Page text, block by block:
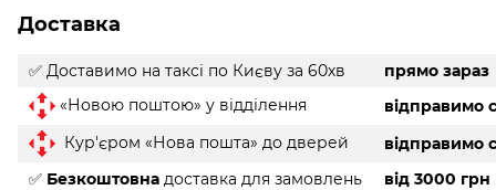
Доставка
✅ Доставимо на таксі по Києву за 60хв
прямо зараз
«Новою поштою» у відділення
відправимо
Кур'єром «Нова пошта» до дверей
відправимо
✅ Безкоштовна доставка для замовлень від 3000 грн